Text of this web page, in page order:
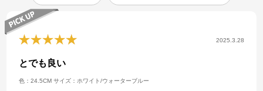
2025.3.28
とでも良い
色：24.5CM サイズ：ホワイト/ウォーターブルー